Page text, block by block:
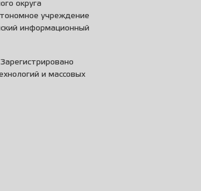
округа
учреждение
информационный
и массовых